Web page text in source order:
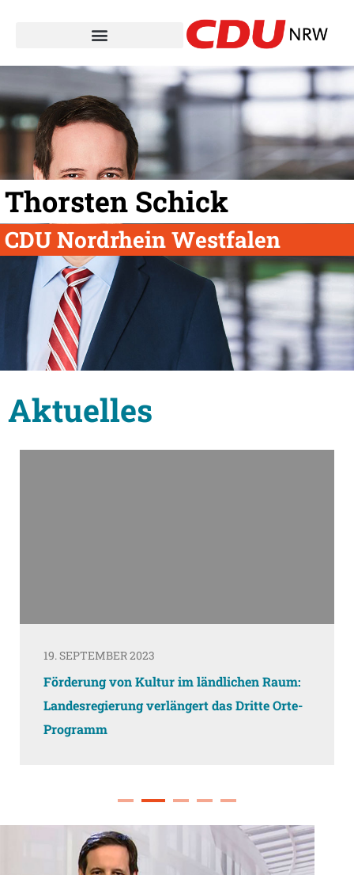
Thorsten Schick
CDU Nordrhein Westfalen
Aktuelles
19. SEPTEMBER 2023
Förderung von Kultur im ländlichen Raum:
Landesregierung verlängert das Dritte Orte-
Programm